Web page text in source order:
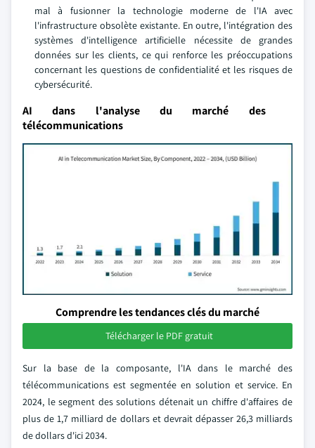
mal à fusionner la technologie moderne de l'IA avec
l'infrastructure obsolète existante. En outre, l'intégration des
systèmes d'intelligence artificielle nécessite de grandes
données sur les clients, ce qui renforce les préoccupations
concernant les questions de confidentialité et les risques de
cybersécurité.
AI dans l'analyse du marché des
télécommunications
Comprendre les tendances clés du marché
Télécharger le PDF gratuit
Sur la base de la composante, l'IA dans le marché des
télécommunications est segmentée en solution et service. En
2024, le segment des solutions détenait un chiffre d'affaires de
plus de 1,7 milliard de dollars et devrait dépasser 26,3 milliards
de dollars d'ici 2034.